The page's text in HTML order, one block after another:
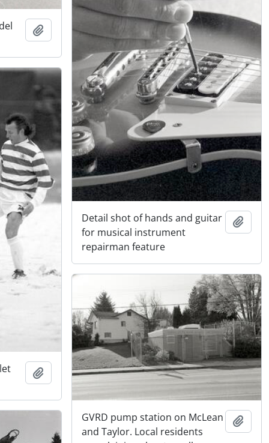
Adicionar à área de transferência
Detail shot of hands and guitar
for musical instrument
repairman feature
Adicionar à área de transferência
GVRD pump station on McLean
and Taylor. Local residents